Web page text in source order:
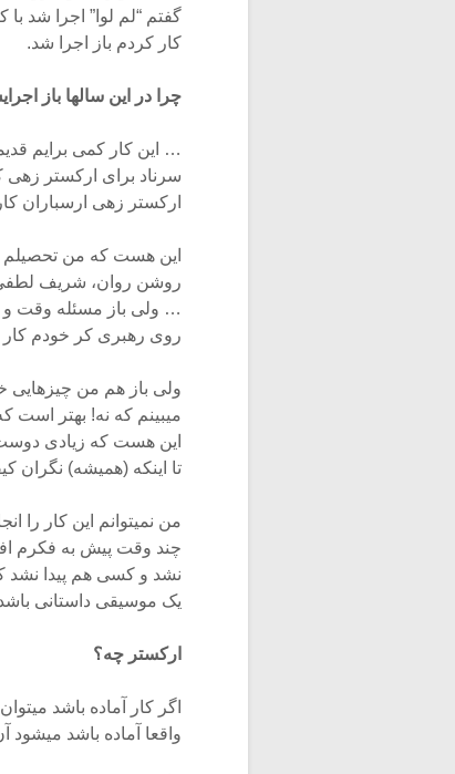
گفتم “لم لوا” اجرا شد
کار کردم باز اجرا شد.
چرا در این سالها باز
… این کار کمی برایم
سرناد برای ارکستر زهی
ارکستر زهی ارسباران
این هست که من تحصیلم
روشن روان، شریف
… ولی باز مسئله وقت و
روی رهبری کر خودم کار
ولی باز هم من
میبینم که نه! بهتر است
این هست که زیادی دوست
تا اینکه (همیشه) نگران
من نمیتوانم این کار را
چند وقت پیش به فکرم
نشد و کسی هم پیدا نشد
یک موسیقی داستانی
ارکستر چه؟
اگر کار آماده باشد
واقعا آماده باشد میشود